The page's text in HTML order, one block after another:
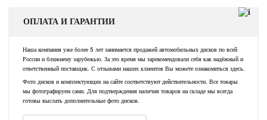
ОПЛАТА И ГАРАНТИИ
Наша компания уже более 5 лет занимается продажей автомобильных дисков по всей
России и ближнему зарубежью. За это время мы зарекомендовали себя как надёжный и
ответственный поставщик. С отзывами наших клиентов Вы можете ознакомиться здесь.
Фото дисков и комплектующих на сайте соответствуют действительности. Все товары
мы фотографируем сами. Для подтверждения наличия товаров на складе мы всегда
готовы выслать дополнительные фото дисков.